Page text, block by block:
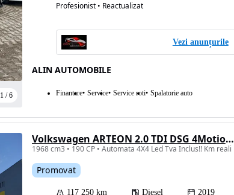
1/6
Profesionist • Reactualizat
Vezi anunțurile
ALIN AUTOMOBILE
Finantare Service Service roti Spalatorie auto
Volkswagen ARTEON 2.0 TDI DSG 4Motion Elegance
1968 cm3 • 190 CP • Automata 4X4 Led Tva Inclus!! Km reali
Promovat
117 250 km Diesel 2019